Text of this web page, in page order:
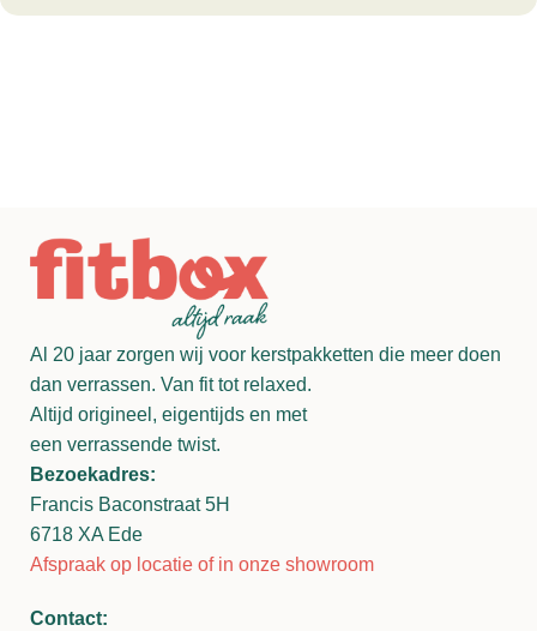
Al 20 jaar zorgen wij voor kerstpakketten die meer doen
dan verrassen. Van fit tot relaxed.
Altijd origineel, eigentijds en met
een verrassende twist.
Bezoekadres:
Francis Baconstraat 5H
6718 XA Ede
Afspraak op locatie of in onze showroom
Contact: